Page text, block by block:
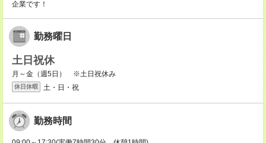
企業です！
勤務曜日
土日祝休
月～金（週5日） ※土日祝休み
休日休暇 土・日・祝
勤務時間